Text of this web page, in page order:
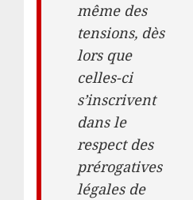
même des
tensions, dès
lors que
celles-ci
s’inscrivent
dans le
respect des
prérogatives
légales de